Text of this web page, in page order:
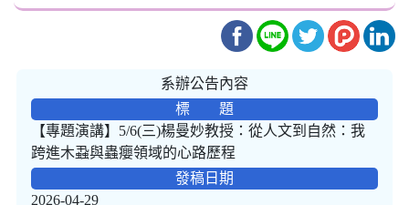
系辦公告內容
標 題
【專題演講】5/6(三)楊曼妙教授：從人文到自然：我
跨進木蝨與蟲癭領域的心路歷程
發稿日期
2026-04-29